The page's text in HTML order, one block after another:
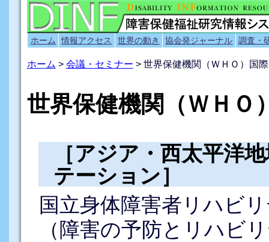
ホーム 情報アクセス 世界の動き 協会発ジャーナル 調査・
ホーム > 会議・セミナー > 世界保健機関（ＷＨＯ）国
世界保健機関（ＷＨＯ
［アジア・西太平洋
テーション］
国立身体障害者リハビ
（障害の予防とリハビ